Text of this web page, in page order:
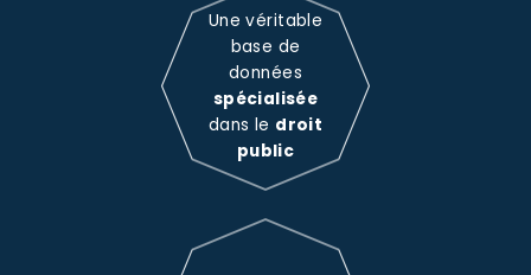
Une véritable
base de
données
spécialisée
dans le droit
public